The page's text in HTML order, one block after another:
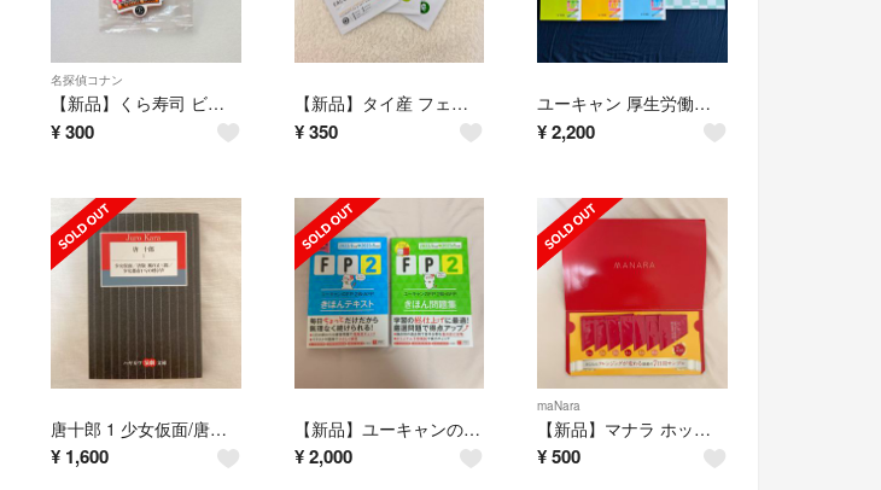
名探偵コナン
【新品】くら寿司 ビッくらポン 名探偵コナン ラバーキーホルダー 毛利蘭
¥300
【新品】タイ産 フェイスパック フレッシュフルーツマスク まとめ売り 3枚セット
¥ 350
ユーキャン 厚生労働省指定通信教育 宅地建物取引士 短期合格講座 2022年版
¥2,200
唐十郎 1 少女仮面/唐版 風の又三郎/少女都市からの呼び声
¥ 1,600
【新品】ユーキャンのFP2級 '22～'23年版 AFP テキスト•問題集
¥ 2,000
maNara
【新品】マナラ ホットクレンジングゲル マッサージプラス 7日間サンプル
¥500